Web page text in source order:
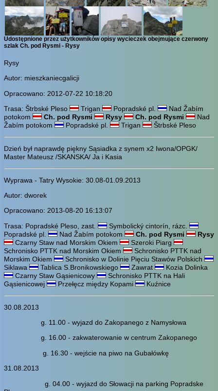
Udostępnione przez użytkowników opisy wycieczek obejmujące czerwony
szlak Ch. pod Rysmi - Rysy
Rysy
Autor: mieszkaniecgalicji
Opracowano: 2012-07-22 10:18:20
Trasa: Štrbské Pleso
Trigan Popradské pl.
Nad Žabím
potokom
Ch. pod Rysmi Rysy Ch. pod Rysmi
Nad
Žabím potokom
Popradské pl. Trigan Štrbské Pleso
Dzień był naprawdę piękny Sąsiadka z synem x2 Iwona/OPGK/
Master Mateusz /SKANSKA/ Ja i Kasia
Wyprawa - Tatry Wysokie: 30.08-01.09.2013
Autor: dworek
Opracowano: 2013-08-20 16:13:07
Trasa: Popradské Pleso, zast.
Symbolický cintorín, rázc.
Popradské pl.
Nad Žabím potokom Ch. pod Rysmi
Rysy
Czarny Staw nad Morskim Okiem
Szeroki Piarg
Schronisko PTTK nad Morskim Okiem
Schronisko PTTK nad
Morskim Okiem
Schronisko w Dolinie Pięciu Stawów Polskich
Siklawa
Tablica S.Bronikowskiego Zawrat
Kozia Dolinka
Czarny Staw Gąsienicowy
Schronisko PTTK na Hali
Gąsienicowej
Przełęcz między Kopami Kuźnice
30.08.2013
g. 11.00 - wyjazd do Zakopanego z Namysłowa
g. 16.00 - zakwaterowanie w centrum Zakopanego
g. 16.30 - wejście na piwo na Gubałówkę
31.08.2013
g. 04.00 - wyjazd do Słowacji na parking Popradske